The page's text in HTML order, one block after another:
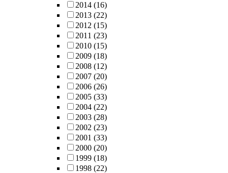
2014 (16)
2013 (22)
2012 (15)
2011 (23)
2010 (15)
2009 (18)
2008 (12)
2007 (20)
2006 (26)
2005 (33)
2004 (22)
2003 (28)
2002 (23)
2001 (33)
2000 (20)
1999 (18)
1998 (22)